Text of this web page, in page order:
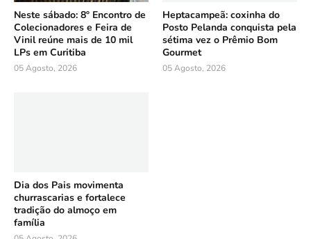
Neste sábado: 8º Encontro de
Colecionadores e Feira de
Vinil reúne mais de 10 mil
LPs em Curitiba
05 Agosto, 2026
Heptacampeã: coxinha do
Posto Pelanda conquista pela
sétima vez o Prêmio Bom
Gourmet
05 Agosto, 2026
Dia dos Pais movimenta
churrascarias e fortalece
tradição do almoço em
família